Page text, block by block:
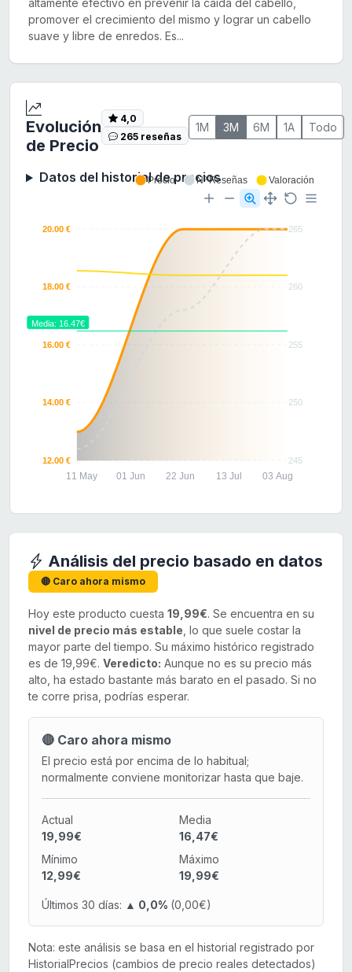
altamente efectivo en prevenir la caída del cabello,
promover el crecimiento del mismo y lograr un cabello
suave y libre de enredos. Es...
Evolución
de Precio
4,0
265 reseñas
1M 3M 6M 1A Todo
Datos del historial de precios
265
260
255
250
245
20.00 €
18.00 €
16.00 €
14.00 €
12.00 €
11 May 01 Jun 22 Jun 13 Jul 03 Aug
Media: 16.47€
Precio Nº Reseñas Valoración
Análisis del precio basado en datos
🔴 Caro ahora mismo
Hoy este producto cuesta 19,99€. Se encuentra en su
nivel de precio más estable , lo que suele costar la
mayor parte del tiempo. Su máximo histórico registrado
es de 19,99€. Veredicto: Aunque no es su precio más
alto, ha estado bastante más barato en el pasado. Si no
te corre prisa, podrías esperar.
🔴 Caro ahora mismo
El precio está por encima de lo habitual;
normalmente conviene monitorizar hasta que baje.
Actual
19,99€
Media
16,47€
Mínimo
12,99€
Máximo
19,99€
Últimos 30 días: ▲ 0,0% (0,00€)
Nota: este análisis se basa en el historial registrado por
HistorialPrecios (cambios de precio reales detectados)